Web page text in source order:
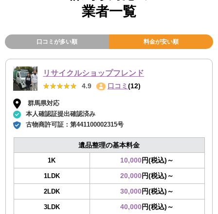
業者一覧
口コミが多い順 料金が安い順
リサイクルショップフレンド
★★★★★
★★★★★ 4.9 口コミ (12)
群馬県対応
本人確認証提出確認済み
古物商許可証：第441100002315号
遺品整理の基本料金
1K 10,000円(税込)～
1LDK 20,000円(税込)～
2LDK 30,000円(税込)～
3LDK 40,000円(税込)～